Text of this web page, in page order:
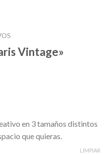
Vintage»
en 3 tamaños distintos
que quieras.
LIMPIAR